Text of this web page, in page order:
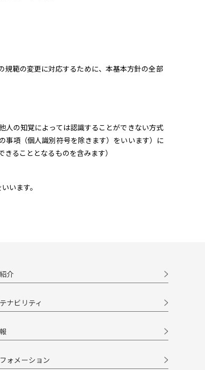
範の変更に対応するために、本基本方針の全部
人の知覚によっては認識することができない方式
事項（個人識別符号を除きます）をいいます）に
ることとなるものを含みます）
います。
介
ナビリティ
ォメーション